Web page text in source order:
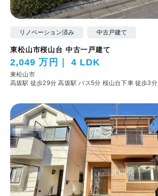
リノベーション済み 中古戸建て
東松山市桜山台 中古一戸建て
2,049 万円 4 LDK
東松山市
高坂駅 徒歩29分高坂駅 バス5分 桜山台下車 徒歩3分